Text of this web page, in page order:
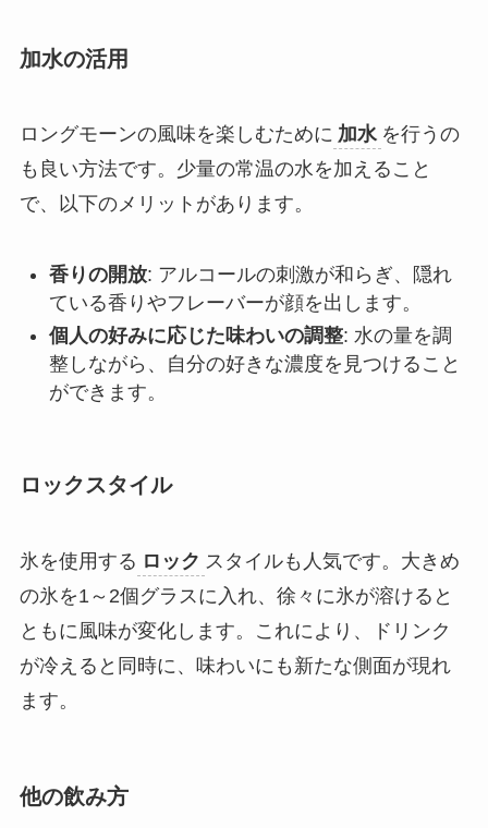
加水の活用
ロングモーンの風味を楽しむために 加水 を行うの
も良い方法です。少量の常温の水を加えること
で、以下のメリットがあります。
香りの開放: アルコールの刺激が和らぎ、隠れ
ている香りやフレーバーが顔を出します。
個人の好みに応じた味わいの調整: 水の量を調
整しながら、自分の好きな濃度を見つけること
ができます。
ロックスタイル
氷を使用する ロック スタイルも人気です。大きめ
の氷を1～2個グラスに入れ、徐々に氷が溶けると
ともに風味が変化します。これにより、ドリンク
が冷えると同時に、味わいにも新たな側面が現れ
ます。
他の飲み方